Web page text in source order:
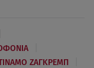
ΖΑΓΚΡΕΜΠ